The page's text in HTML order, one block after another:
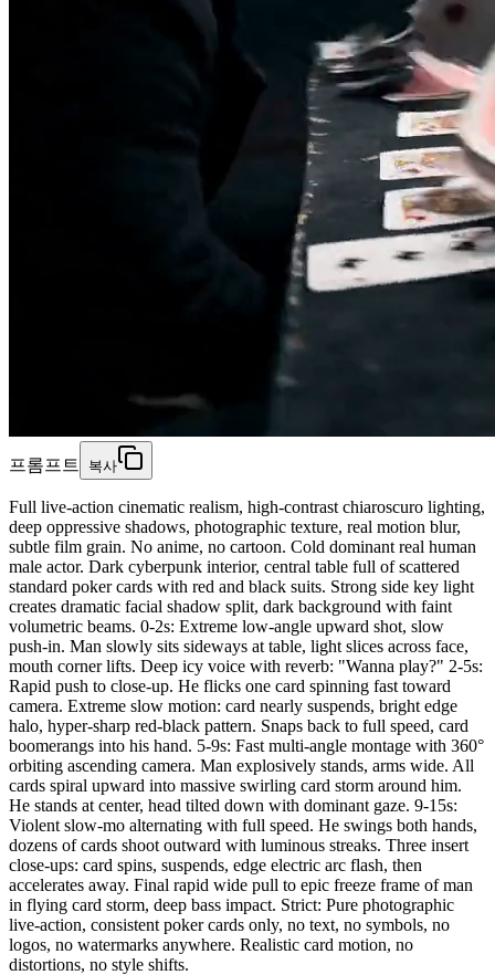
프롬프트 복사
Full live-action cinematic realism, high-contrast chiaroscuro lighting,
deep oppressive shadows, photographic texture, real motion blur,
subtle film grain. No anime, no cartoon. Cold dominant real human
male actor. Dark cyberpunk interior, central table full of scattered
standard poker cards with red and black suits. Strong side key light
creates dramatic facial shadow split, dark background with faint
volumetric beams. 0-2s: Extreme low-angle upward shot, slow
push-in. Man slowly sits sideways at table, light slices across face,
mouth corner lifts. Deep icy voice with reverb: "Wanna play?" 2-5s:
Rapid push to close-up. He flicks one card spinning fast toward
camera. Extreme slow motion: card nearly suspends, bright edge
halo, hyper-sharp red-black pattern. Snaps back to full speed, card
boomerangs into his hand. 5-9s: Fast multi-angle montage with 360°
orbiting ascending camera. Man explosively stands, arms wide. All
cards spiral upward into massive swirling card storm around him.
He stands at center, head tilted down with dominant gaze. 9-15s:
Violent slow-mo alternating with full speed. He swings both hands,
dozens of cards shoot outward with luminous streaks. Three insert
close-ups: card spins, suspends, edge electric arc flash, then
accelerates away. Final rapid wide pull to epic freeze frame of man
in flying card storm, deep bass impact. Strict: Pure photographic
live-action, consistent poker cards only, no text, no symbols, no
logos, no watermarks anywhere. Realistic card motion, no
distortions, no style shifts.